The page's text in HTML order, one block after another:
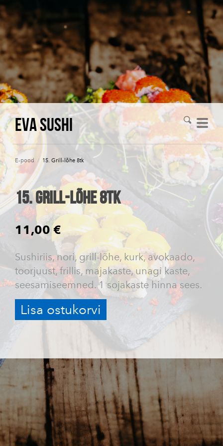
Eva Sushi
E-pood / 15. Grill-lõhe 8tk
15. Grill-lõhe 8tk
11,00 €
Sushiriis, nori, grill-lõhe, kurk, avokaado,
toorjuust, frillis, majakaste, unagi kaste,
seesamiseemned. 1 sojakaste hinna sees.
Lisa ostukorvi